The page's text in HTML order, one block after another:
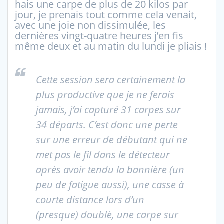
hais une carpe de plus de 20 kilos par
jour, je prenais tout comme cela venait,
avec une joie non dissimulée, les
dernières vingt-quatre heures j’en fis
même deux et au matin du lundi je pliais !
Cette session sera certainement la
plus productive que je ne ferais
jamais, j’ai capturé 31 carpes sur
34 départs. C’est donc une perte
sur une erreur de débutant qui ne
met pas le fil dans le détecteur
après avoir tendu la bannière (un
peu de fatigue aussi), une casse à
courte distance lors d’un
(presque) doublè, une carpe sur